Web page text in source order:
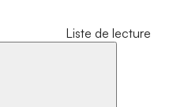
Liste de lecture